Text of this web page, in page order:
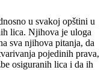
u svakoj opštini u
lica. Njihova je uloga
sva njihova pitanja, da
pojedinih prava,
osiguranih lica i da ih